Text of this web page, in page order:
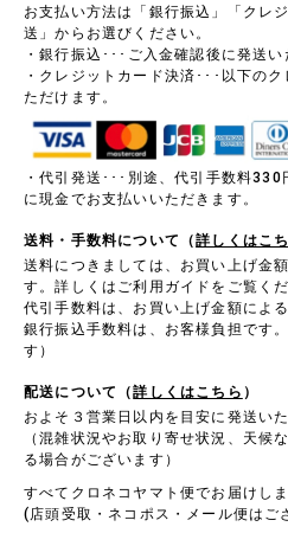
お支払い方法は「銀行振込」「クレ
送」からお選びください。
・銀行振込･･･ご入金確認後に発送い
・クレジットカード決済･･･以下の
ただけます。
・代引発送･･･別途、代引手数料
に現金でお支払いいただきます。
送料・手数料について（詳しくはこ
送料につきましては、お買い上げ金
す。詳しくはご利用ガイドをご覧くだ
代引手数料は、お買い上げ金額によ
銀行振込手数料は、お客様負担です
す）
配送について（詳しくはこちら ）
およそ３営業日以内を目安に発送いた
（混雑状況やお取り寄せ状況、天候
る場合がございます）
すべてクロネコヤマト便でお届けしま
(店頭受取・ネコポス・メール便はご